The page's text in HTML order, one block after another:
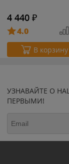
4 440 ₽
4.0
В корзину
УЗНАВАЙТЕ О
ПЕРВЫМИ!